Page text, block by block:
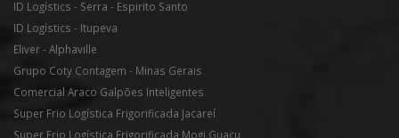
ID Logístics - Serra - Espirito Santo
ID Logístics - Itupeva
Eliver - Alphaville
Grupo Coty Contagem - Minas Gerais
Comercial Araco Galpões Inteligentes
Super Frio Logística Frigorificada Jacareí
Super Frio Logística Frigorificada Mogi Guaçu